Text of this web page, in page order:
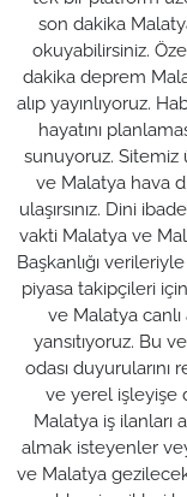
son dakika
okuyabilirsiniz.
dakika deprem
alıp yayınlıyoruz.
hayatını
sunuyoruz.
ve Malatya hava
ulaşırsınız. Dini
vakti Malatya ve
Başkanlığı
piyasa takipçileri
ve Malatya canlı
yansıtıyoruz. Bu
odası duyurularını
ve yerel işleyişe
Malatya iş ilanları
almak isteyenler
ve Malatya